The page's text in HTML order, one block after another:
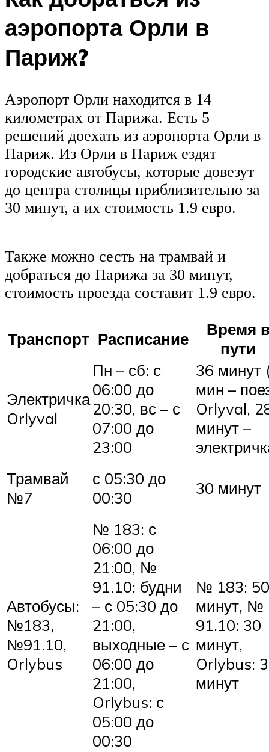
аэропорта Орли в
Париж?
Аэропорт Орли находится в 14
километрах от Парижа. Есть 5
решений доехать из аэропорта Орли в
Париж. Из Орли в Париж ездят
городские автобусы, которые довезут
до центра столицы приблизительно за
30 минут, а их стоимость 1.9 евро.
Также можно сесть на трамвай и
добраться до Парижа за 30 минут,
стоимость проезда составит 1.9 евро.
Транспорт Расписание
Время
пути
Электричка
Orlyval
Пн – сб: с
06:00 до
20:30, вс – с
07:00 до
23:00
36 минут
мин –
Orlyval,
минут –
Трамвай
№7
с 05:30 до
00:30
30 минут
Автобусы:
№183,
№91.10,
Orlybus
№ 183: с
06:00 до
21:00, №
91.10: будни
– с 05:30 до
21:00,
выходные – с
06:00 до
21:00,
Orlybus: с
05:00 до
00:30
№ 183: 50
минут, №
91.10: 30
минут,
Orlybus:
минут